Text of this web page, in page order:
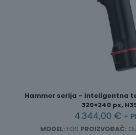
Hammer serija – inteligentna
320×240 px,
4.344,00 € +
MODEL: H3S PROIZVOĐAČ: